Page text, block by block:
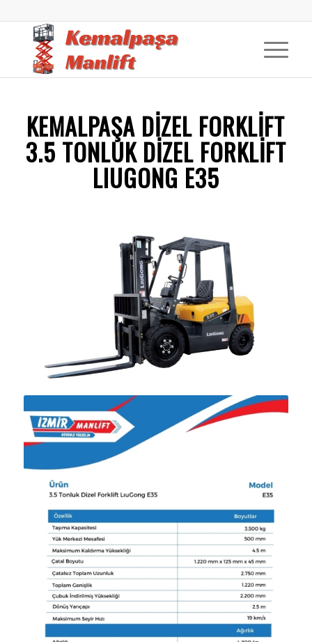
KEMALPAŞA DİZEL FORKLİFT
3.5 TONLUK DIZEL FORKLIFT
LIUGONG E35